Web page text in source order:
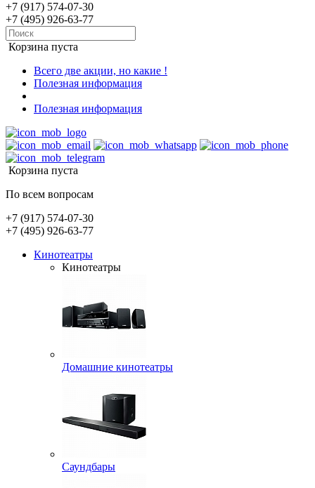
+7 (917) 574-07-30
+7 (495) 926-63-77
Корзина пуста
Всего две акции, но какие !
Полезная информация
Полезная информация
Корзина пуста
По всем вопросам
+7 (917) 574-07-30
+7 (495) 926-63-77
Кинотеатры
Кинотеатры
Домашние кинотеатры
Саундбары